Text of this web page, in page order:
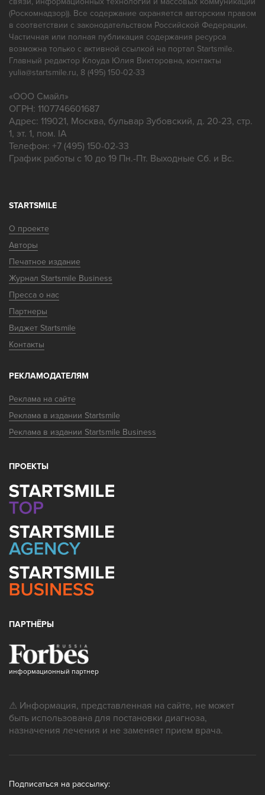
(Роскомнадзор)). Все содержание охраняется авторским правом
в соответствии с законодательством Российской Федерации.
Частичная или полная публикация содержания ресурса
возможна только с активной ссылкой на портал Startsmile.
Главный редактор Клоуда Юлия Викторовна, контакты
yulia@startsmile.ru, 8 (495) 150-02-33
«ООО Смайл»
ОГРН: 1107746601687
Адрес: 119021, Москва, бульвар Зубовский, д. 20-23, стр.
1, эт. 1, пом. IA
Телефон: +7 (495) 150-02-33
График работы с 10 до 19 Пн.-Пт. Выходные Сб. и Вс.
STARTSMILE
О проекте
Авторы
Печатное издание
Журнал Startsmile Business
Пресса о нас
Партнеры
Виджет Startsmile
Контакты
РЕКЛАМОДАТЕЛЯМ
Реклама на сайте
Реклама в издании Startsmile
Реклама в издании Startsmile Business
ПРОЕКТЫ
ПАРТНЁРЫ
информационный партнер
⚠ Информация, представленная на сайте, не может
быть использована для постановки диагноза,
назначения лечения и не заменяет прием врача.
Подписаться на рассылку: